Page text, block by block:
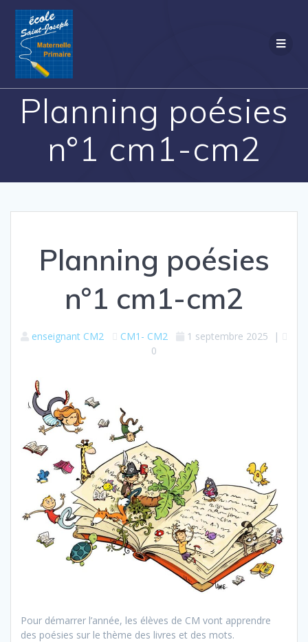
Planning poésies
n°1 cm1-cm2
Planning poésies
n°1 cm1-cm2
enseignant CM2 CM1- CM2 1 septembre 2025 |
0
Pour démarrer l’année, les élèves de CM vont apprendre
des poésies sur le thème des livres et des mots.